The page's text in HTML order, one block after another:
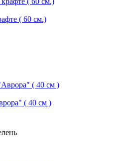
( 60 см.)
( 40 см )